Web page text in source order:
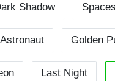
Shadow
Astronaut Golden
Last Night